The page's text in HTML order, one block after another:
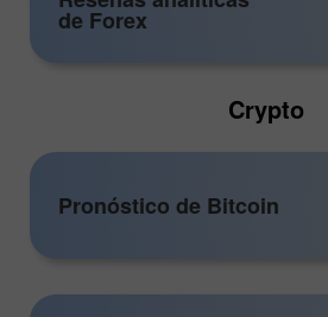
de Forex
Crypto
Pronóstico de Bitcoin